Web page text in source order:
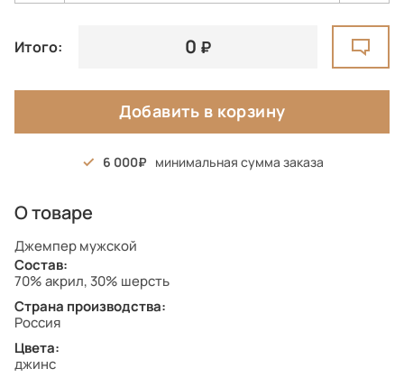
Итого: 0
Добавить в корзину
6 000 минимальная сумма заказа
О товаре
Джемпер мужской
Состав:
70% акрил, 30% шерсть
Страна производства:
Россия
Цвета:
джинс